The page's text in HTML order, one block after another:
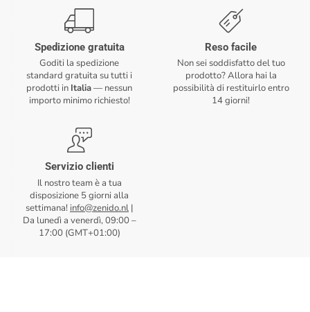
Spedizione gratuita
Goditi la spedizione
standard gratuita su tutti i
prodotti in Italia— nessun
importo minimo richiesto!
Reso facile
Non sei soddisfatto del tuo
prodotto? Allora hai la
possibilità di restituirlo entro
14 giorni!
Servizio clienti
Il nostro team è a tua
disposizione 5 giorni alla
settimana!info@zenido.nl |
Da lunedì a venerdì, 09:00 –
17:00 (GMT+01:00)